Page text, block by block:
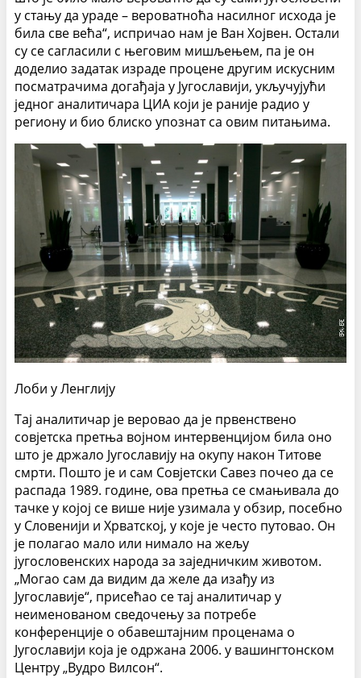
у стању да ураде – вероватноћа насилног исхода је
била све већа“, испричао нам је Ван Хојвен. Остали
су се сагласили с његовим мишљењем, па је он
доделио задатак израде процене другим искусним
посматрачима догађаја у Југославији, укључујући
једног аналитичара ЦИА који је раније радио у
региону и био блиско упознат са овим питањима.
Лоби у Ленглију
Тај аналитичар је веровао да је првенствено
совјетска претња војном ин­тервенцијом била оно
што је држало Југославију на окупу након Титове
смрти. Пошто је и сам Совјетски Савез почео да се
распада 1989. године, ова претња се смањивала до
тачке у којој се више није узимала у обзир, посебно
у Сло­венији и Хрватској, у које је често путовао. Он
је полагао мало или нимало на жељу
југословенских народа за заједничким животом.
„Могао сам да видим да желе да изађу из
Југославије“, присећао се тај аналитичар у
неименованом сведочењу за потребе
конференције о обавештајним проценама о
Југославији која је одржана 2006. у вашингтонском
Центру „Вудро Вилсон“.